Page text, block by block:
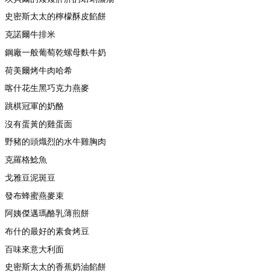
史密斯太太的檸檬酥皮餡餅
克諾爾牛排米
鋼廠一般葡萄乾螺母麩牛奶
荷美爾烤牛肉哈希
喀什花生黑巧克力燕麥
跳棋冠軍的奶酪
沒有蛋黃的雞蛋面
野豬的頭熾烈的水牛雞胸肉
克羅格鯰魚
戈雅豆泥斑豆
發布蜂蜜燕麥束
阿姨傑邁瑪酪乳薄煎餅
布什的最好的素食烤豆
百味來意大利面
史密斯太太的香蕉奶油餡餅